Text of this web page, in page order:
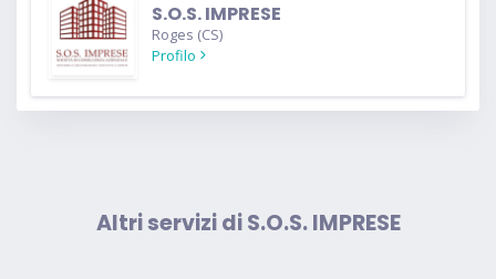
S.O.S. IMPRESE
Roges (CS)
Profilo
Altri servizi di S.O.S. IMPRESE